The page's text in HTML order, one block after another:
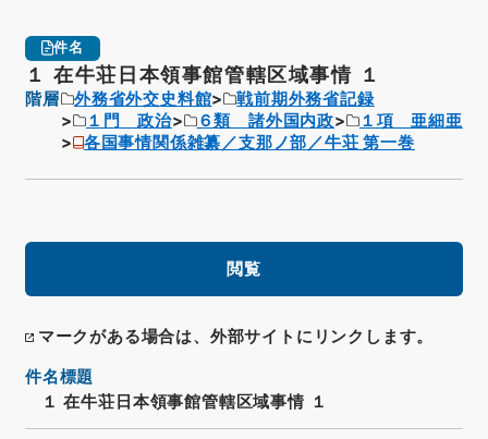
件名
１ 在牛荘日本領事館管轄区域事情 １
階層 外務省外交史料館
戦前期外務省記録
１門 政治
６類 諸外国内政
１項 亜細亜
各国事情関係雑纂／支那ノ部／牛荘 第一巻
閲覧
マークがある場合は、外部サイトにリンクします。
件名標題
１ 在牛荘日本領事館管轄区域事情 １